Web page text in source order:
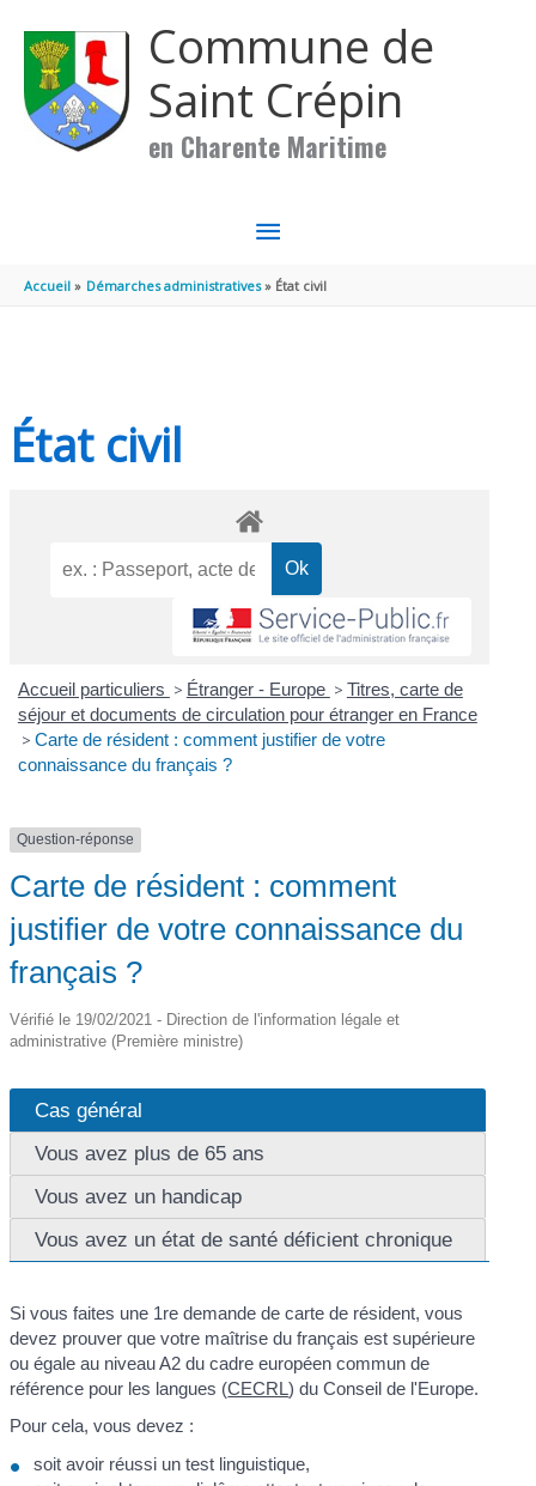
Commune de
Saint Crépin
en Charente Maritime
MENU
PRINCIPAL
Accueil Démarches administratives État civil
État civil
Accueil particuliers > Étranger - Europe > Titres, carte de
séjour et documents de circulation pour étranger en France
> Carte de résident : comment justifier de votre
connaissance du français ?
Question-réponse
Carte de résident : comment
justifier de votre connaissance du
français ?
Vérifié le 19/02/2021 - Direction de l'information légale et
administrative (Première ministre)
Cas général
Vous avez plus de 65 ans
Vous avez un handicap
Vous avez un état de santé déficient chronique
Si vous faites une 1re demande de carte de résident, vous
devez prouver que votre maîtrise du français est supérieure
ou égale au niveau A2 du cadre européen commun de
référence pour les langues (CECRL) du Conseil de l'Europe.
Pour cela, vous devez :
soit avoir réussi un test linguistique,